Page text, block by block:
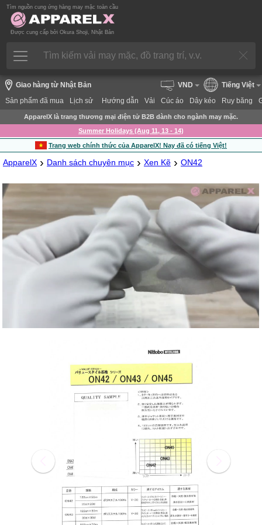
Tìm nguồn cung ứng hàng may mặc toàn cầu
Được cung cấp bởi Okura Shoji, Nhật Bản
Giao hàng từ Nhật Bản
Sản phẩm đã mua
Lịch sử Hướng dẫn Vải Cúc áo Dây kéo Ruy băng
VND Tiếng Việt
ApparelX là trang thương mại điện tử B2B dành cho ngành may mặc.
Summer Holidays (Aug 11, 13 - 14)
Trang web chính thức của ApparelX! Nay đã có tiếng Việt!
ApparelX › Danh sách chuyên mục › Xen Kẽ › ON42